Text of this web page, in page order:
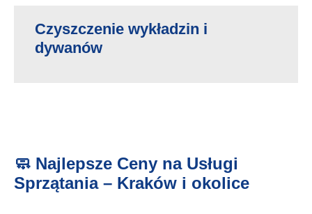
Czyszczenie wykładzin i
dywanów
🧼 Najlepsze Ceny na Usługi
Sprzątania – Kraków i okolice